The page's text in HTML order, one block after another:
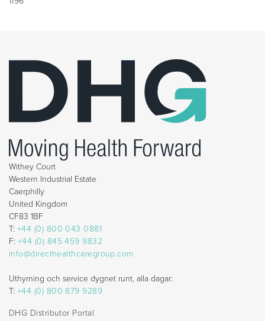
Withey Court
Western Industrial Estate
Caerphilly
United Kingdom
CF83 1BF
T: +44 (0) 800 043 0881
F: +44 (0) 845 459 9832
info@directhealthcaregroup.com
Uthyrning och service dygnet runt, alla dagar:
T: +44 (0) 800 879 9289
DHG Distributor Portal